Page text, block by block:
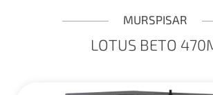
MURSPISAR
LOTUS BETO